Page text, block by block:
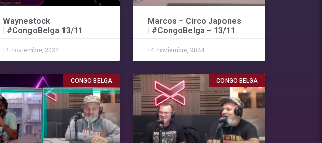
Waynestock
| #CongoBelga 13/11
14 noviembre, 2024
Marcos – Circo Japones
| #CongoBelga – 13/11
14 noviembre, 2024
CONGO BELGA CONGO BELGA